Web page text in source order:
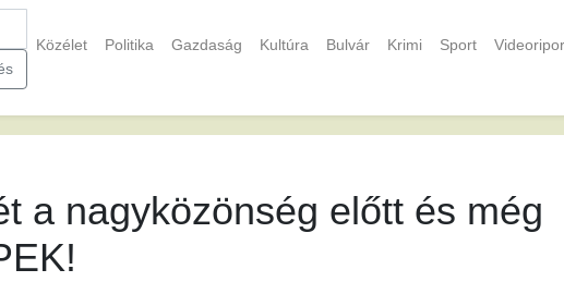
Közélet Politika Gazdaság Kultúra Bulvár Krimi Sport
a nagyközönség előtt és még